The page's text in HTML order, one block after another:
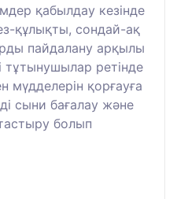
қабылдау кезінде
құлықты, сондай-ақ
пайдалану арқылы
ретінде
қорғауға
сыни бағалау және
болып